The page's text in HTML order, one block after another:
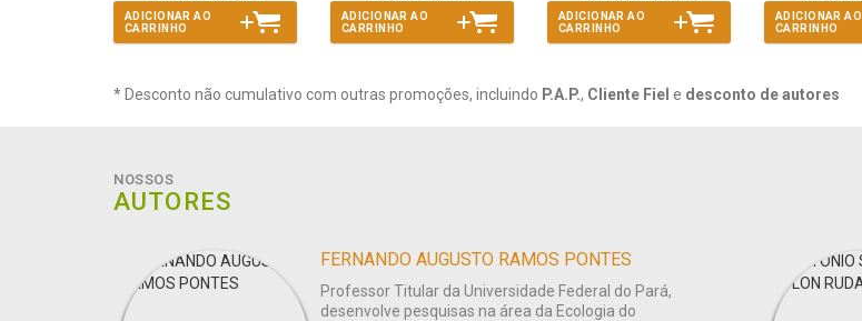
ADICIONAR AO
CARRINHO
ADICIONAR AO
CARRINHO
ADICIONAR AO
CARRINHO
ADICIONAR AO
CARRINHO
* Desconto não cumulativo com outras promoções, incluindo P.A.P., Cliente Fiel e desconto de autores
NOSSOS
AUTORES
FERNANDO AUGUSTO RAMOS PONTES
Professor Titular da Universidade Federal do Pará,
desenvolve pesquisas na área da Ecologia do